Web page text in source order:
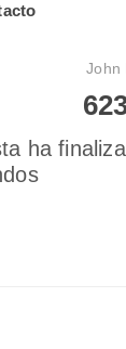
John
ha